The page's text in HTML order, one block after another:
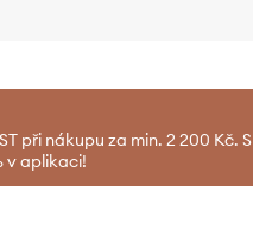
při nákupu za min. 2 200 Kč. S
v aplikaci!